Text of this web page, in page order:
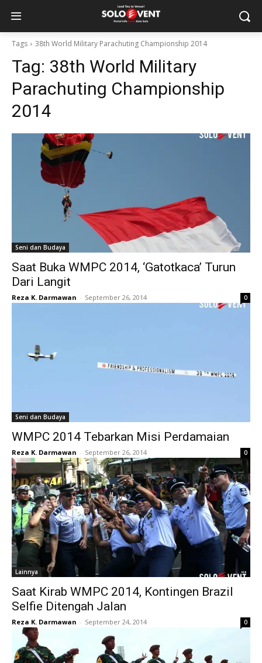
Tags 38th World Military Parachuting Championship 2014
Tag: 38th World Military
Parachuting Championship
2014
Seni dan Budaya
Saat Buka WMPC 2014, ‘Gatotkaca’ Turun
Dari Langit
Reza K. Darmawan - September 26, 2014 0
Seni dan Budaya
WMPC 2014 Tebarkan Misi Perdamaian
Reza K. Darmawan - September 26, 2014 0
Lainnya
Saat Kirab WMPC 2014, Kontingen Brazil
Selfie Ditengah Jalan
Reza K. Darmawan - September 24, 2014 0